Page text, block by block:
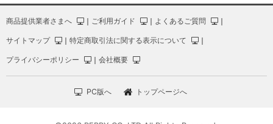
商品提供業者さまへ ｜ ご利用ガイド ｜ よくあるご質問 ｜
サイトマップ ｜ 特定商取引法に関する表示について ｜
プライバシーポリシー ｜ 会社概要
PC版へ トップページへ